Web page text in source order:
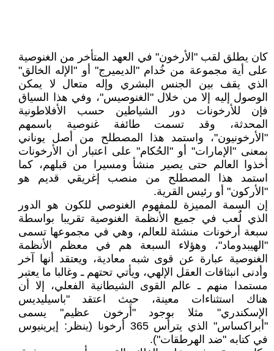
كان يطلق لقب "الأرخون" في العهد المتأخر من الغنوصية
على أية مجموعة من خُدام "الديميرج" أو "الإله الخالق"
الذي يقف بين الجنس البشري وإله متعال لا يمكن
الوصول إليه إلا من خلال "الغنوصيس"، وفي هذا السياق
فإن للأرخونات دور الشياطين حسب الأفلاطونية
المحدثة، وقد تسمت طائفة غنوصية باسمهم
"الأرخونيون"، واستمد هذا المصطلح من أصل يوناني
بمعنى "الإمارات" أو "الحُكام" على اعتبار أن الأرخونات
أخذوا العالم حتى يصير منشأ ومسيرا من قبلهم، كما
استمد هذا المصطلح من منصب إغريقي قديم هو
"الأركون" أو رئيس القرية.
إن السمة المميزة للمفهوم الغنوصي للكون هو الدور
الذي لٌعب في جميع الأنظمة الغنوصية تقريبا بواسطة
سبعة أرخونات منشئة للعالم، وهي في مجموعها تسمى
"الهيبدوماد"، وهؤلاء السبعة هم في معظم الأنظمة
الغنوصية عبارة عن قوى شبه معادية، ويعتقد أنها آخر
وأدنى انبثاقات العقل الإلهي، ويأتي تحتهم ـ وغالبا ما يعتبر
مستمدا منهم ـ عالم القوى الشيطانية الفعلي، إلا أن
هناك استثناءات معينة، حيث اعتقد "باسيليديس
الإسكندري" مثلا بوجود "أرخون عظيم" يسمى
"أبراكساس" الذي يترأس 365 أرخونا (ينظر: إيرينيوس
في كتابه "ضد الهرطقات").